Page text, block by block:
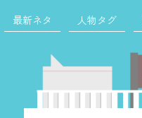
最新ネタ 人物タグ